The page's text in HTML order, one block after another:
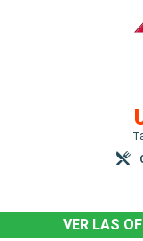
VER LAS